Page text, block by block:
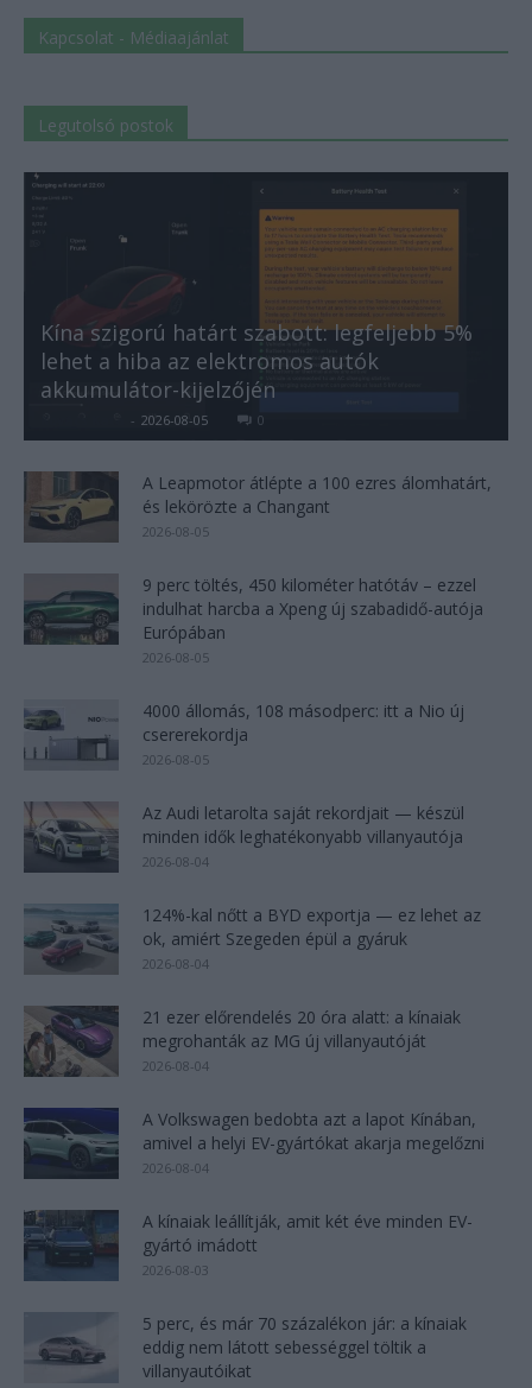
Kapcsolat - Médiaajánlat
Legutolsó postok
Kína szigorú határt szabott: legfeljebb 5%
lehet a hiba az elektromos autók
akkumulátor-kijelzőjén
- 2026-08-05 0
A Leapmotor átlépte a 100 ezres álomhatárt,
és lekörözte a Changant
2026-08-05
9 perc töltés, 450 kilométer hatótáv – ezzel
indulhat harcba a Xpeng új szabadidő-autója
Európában
2026-08-05
4000 állomás, 108 másodperc: itt a Nio új
csererekordja
2026-08-05
Az Audi letarolta saját rekordjait — készül
minden idők leghatékonyabb villanyautója
2026-08-04
124%-kal nőtt a BYD exportja — ez lehet az
ok, amiért Szegeden épül a gyáruk
2026-08-04
21 ezer előrendelés 20 óra alatt: a kínaiak
megrohanták az MG új villanyautóját
2026-08-04
A Volkswagen bedobta azt a lapot Kínában,
amivel a helyi EV-gyártókat akarja megelőzni
2026-08-04
A kínaiak leállítják, amit két éve minden EV-
gyártó imádott
2026-08-03
5 perc, és már 70 százalékon jár: a kínaiak
eddig nem látott sebességgel töltik a
villanyautóikat